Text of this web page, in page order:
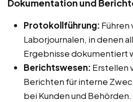
Dokumentation und
Protokollführung:
Laborjournalen, in denen
Ergebnisse dokumentiert
Berichtswesen: Erstellen
Berichten für interne
bei Kunden und Behörden.